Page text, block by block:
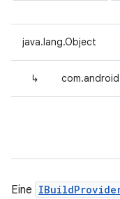
java.lang.Object
↳
Eine